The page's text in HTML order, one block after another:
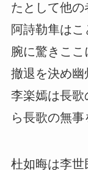
たとして他の
阿詩勒隼は
腕に驚きこ
撤退を決め幽
李楽嫣は長
ら長歌の無事
杜如晦は李